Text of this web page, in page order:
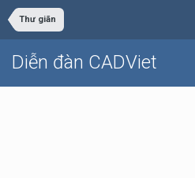
Thư giãn
Diễn đàn CADViet